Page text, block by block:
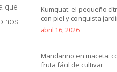
que
nos
Kumquat: el pequeño
con piel y conquista
abril 16, 2026
Mandarino en maceta:
fruta fácil de cultivar